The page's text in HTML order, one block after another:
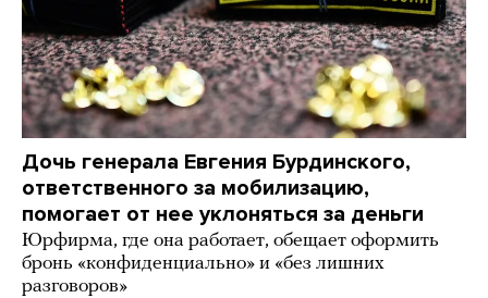
Дочь генерала Евгения Бурдинского,
ответственного за мобилизацию,
помогает от нее уклоняться за деньги
Юрфирма, где она работает, обещает оформить
бронь «конфиденциально» и «без лишних
разговоров»